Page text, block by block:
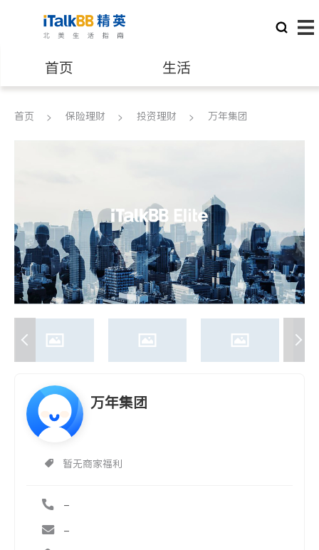
首页 生活
医生 律师
养老 非盈利组织
首页 保险理财 投资理财 万年集团
万年集团
暂无商家福利
-
-